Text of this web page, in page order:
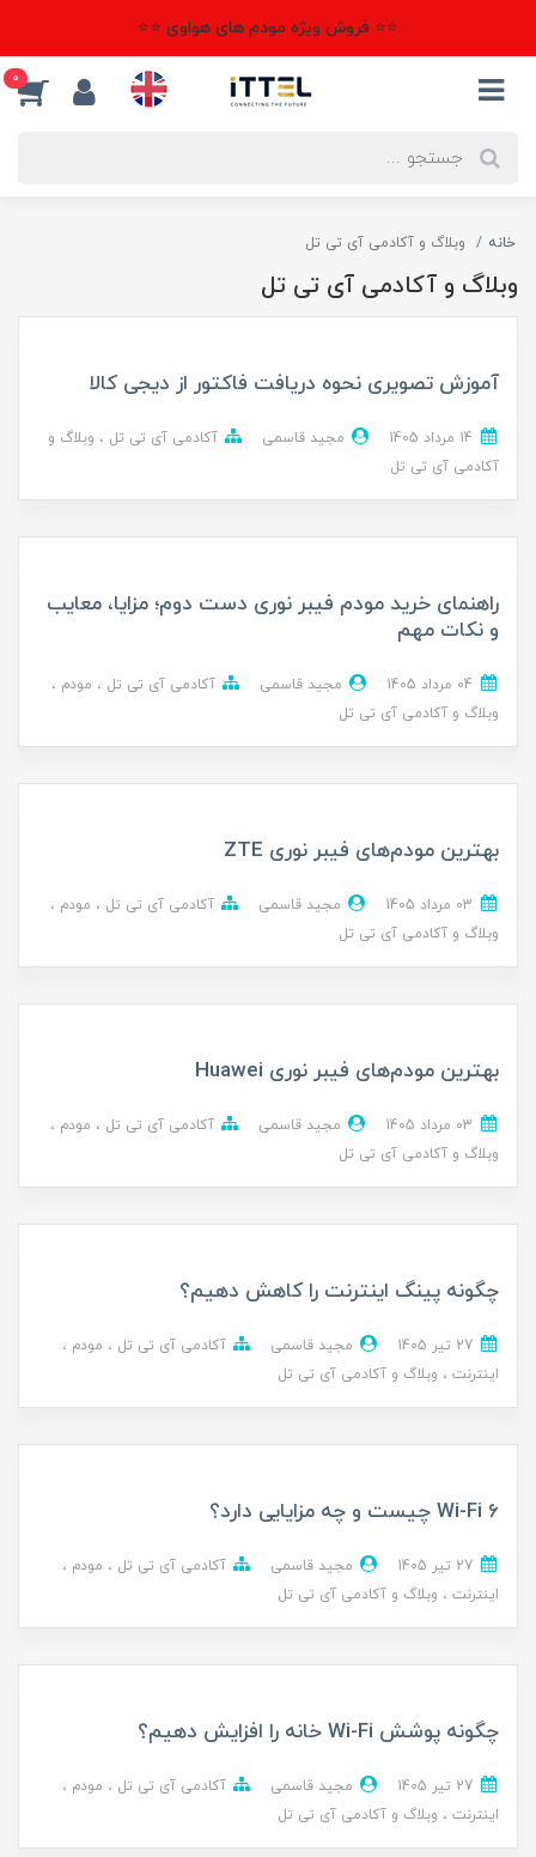
⭐⭐ فروش ویژه مودم های هواوی ⭐⭐
0
خانه وبلاگ و آکادمی آی تی تل
وبلاگ و آکادمی آی تی تل
آموزش تصویری نحوه دریافت فاکتور از دیجی کالا
مجید قاسمی آکادمی آی تی تل
وبلاگ و
آکادمی آی تی تل
راهنمای خرید مودم فیبر نوری دست دوم؛ مزایا، معایب
و نکات مهم
مجید قاسمی آکادمی آی تی تل
مودم
وبلاگ و آکادمی آی تی تل
بهترین مودم‌های فیبر نوری ZTE
مجید قاسمی آکادمی آی تی تل
مودم
وبلاگ و آکادمی آی تی تل
بهترین مودم‌های فیبر نوری Huawei
مجید قاسمی آکادمی آی تی تل
مودم
وبلاگ و آکادمی آی تی تل
چگونه پینگ اینترنت را کاهش دهیم؟
مجید قاسمی آکادمی آی تی تل
مودم
اینترنت
وبلاگ و آکادمی آی تی تل
Wi-Fi 6 چیست و چه مزایایی دارد؟
مجید قاسمی آکادمی آی تی تل
مودم
اینترنت
وبلاگ و آکادمی آی تی تل
چگونه پوشش Wi-Fi خانه را افزایش دهیم؟
مجید قاسمی آکادمی آی تی تل
مودم
اینترنت
وبلاگ و آکادمی آی تی تل